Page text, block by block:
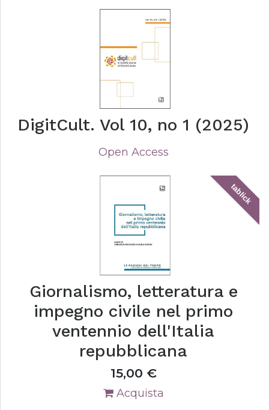
DigitCult. Vol 10, no 1 (2025)
Open Access
tablick
Giornalismo, letteratura e
impegno civile nel primo
ventennio dell'Italia
repubblicana
15,00 €
Acquista